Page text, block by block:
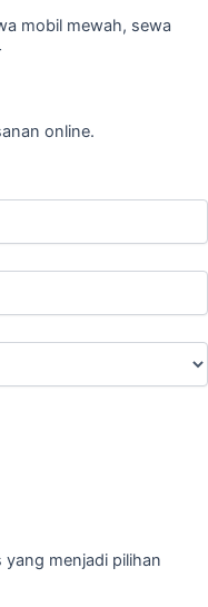
mobil mewah, sewa
online.
yang menjadi pilihan